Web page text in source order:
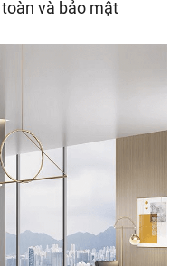
và bảo mật